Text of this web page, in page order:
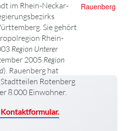
im Rhein-Neckar-
Sie gehört
Rhein-
Region Unterer
2005 Region
). Rauenberg hat
Rotenberg
8.000 Einwohner.
Kontaktformular.